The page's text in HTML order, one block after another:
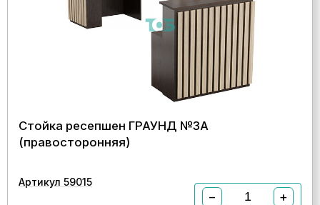
Стойка ресепшен ГРАУНД №3А
(правосторонняя)
Артикул 59015
− +